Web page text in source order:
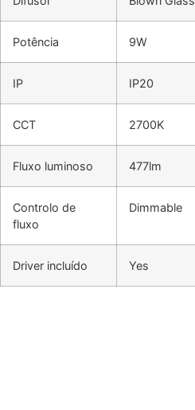
Potência 9W
IP IP20
CCT 2700K
Fluxo luminoso 477lm
Controlo de
fluxo
Dimmable
Driver incluído Yes